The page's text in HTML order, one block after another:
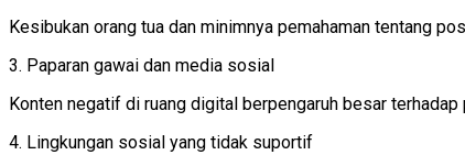
Kesibukan orang tua dan minimnya pemahaman tentang
3. Paparan gawai dan media sosial
Konten negatif di ruang digital berpengaruh besar terhadap
4. Lingkungan sosial yang tidak suportif